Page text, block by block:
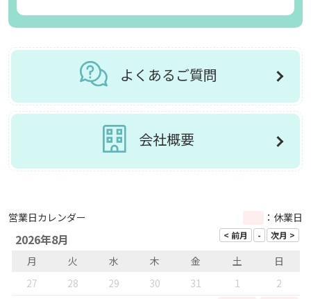
よくあるご質問
会社概要
営業日カレンダー ：休業日
2026年8月
月 火 水 木 金 土
日
27
28 29 30 31 1
2